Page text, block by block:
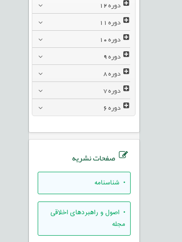
دوره
دوره
دوره
دوره
دوره
دوره
دوره
صفحات نشریه
• شناسنامه
• اصول و راهبردهای اخلاقی
مجله